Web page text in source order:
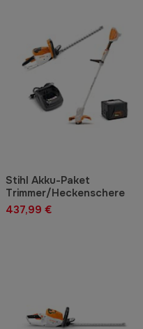
Stihl Akku-Paket
Trimmer/Heckenschere
437,99 €